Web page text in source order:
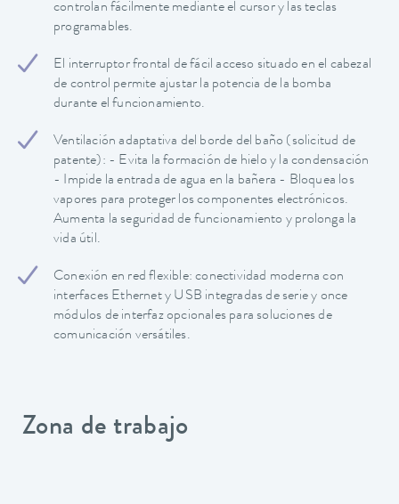
controlan fácilmente mediante el cursor y las teclas
programables.
El interruptor frontal de fácil acceso situado en el cabezal
de control permite ajustar la potencia de la bomba
durante el funcionamiento.
Ventilación adaptativa del borde del baño (solicitud de
patente): - Evita la formación de hielo y la condensación
- Impide la entrada de agua en la bañera - Bloquea los
vapores para proteger los componentes electrónicos.
Aumenta la seguridad de funcionamiento y prolonga la
vida útil.
Conexión en red flexible: conectividad moderna con
interfaces Ethernet y USB integradas de serie y once
módulos de interfaz opcionales para soluciones de
comunicación versátiles.
Zona de trabajo